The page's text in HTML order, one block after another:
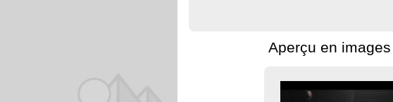
Aperçu en images